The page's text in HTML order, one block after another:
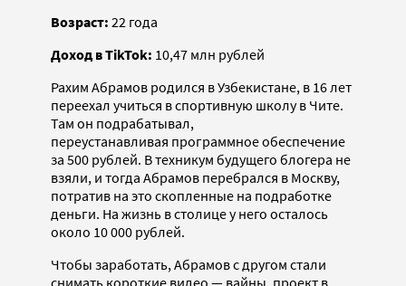
Возраст: 22 года
Доход в TikTok: 10,47 млн рублей
Рахим Абрамов родился в Узбекистане, в 16 лет
переехал учиться в спортивную школу в Чите.
Там он подрабатывал,
переустанавливая программное обеспечение
за 500 рублей. В техникум будущего блогера не
взяли, и тогда Абрамов перебрался в Москву,
потратив на это скопленные на подработке
деньги. На жизнь в столице у него осталось
около 10 000 рублей.
Чтобы заработать, Абрамов с другом стали